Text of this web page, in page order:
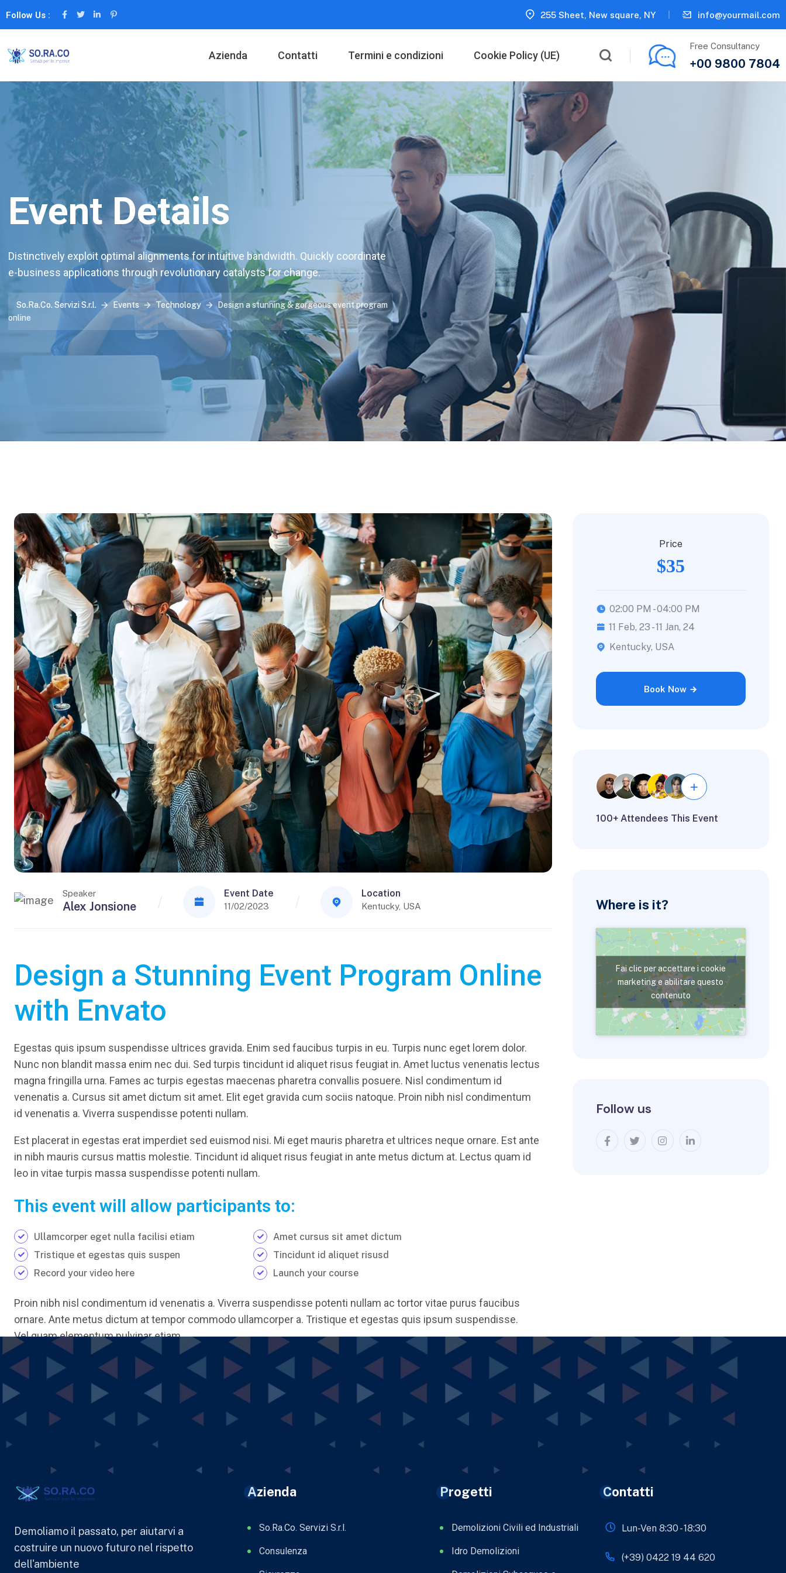
Follow Us : 255 Sheet, New square, NY info@yourmail.com
Azienda Contatti Termini e condizioni Cookie Policy (UE)
Free Consultancy
+00 9800 7804
Event Details
Distinctively exploit optimal alignments for intuitive bandwidth. Quickly coordinate
e-business applications through revolutionary catalysts for change.
So.Ra.Co. Servizi S.r.l. Events Technology
Design a stunning & gorgeous event program
online
Speaker
Alex Jonsione
Event Date
11/02/2023
Location
Kentucky, USA
Design a Stunning Event Program Online
with Envato
Egestas quis ipsum suspendisse ultrices gravida. Enim sed faucibus turpis in eu. Turpis nunc eget lorem dolor.
Nunc non blandit massa enim nec dui. Sed turpis tincidunt id aliquet risus feugiat in. Amet luctus venenatis lectus
magna fringilla urna. Fames ac turpis egestas maecenas pharetra convallis posuere. Nisl condimentum id
venenatis a. Cursus sit amet dictum sit amet. Elit eget gravida cum sociis natoque. Proin nibh nisl condimentum
id venenatis a. Viverra suspendisse potenti nullam.
Est placerat in egestas erat imperdiet sed euismod nisi. Mi eget mauris pharetra et ultrices neque ornare. Est ante
in nibh mauris cursus mattis molestie. Tincidunt id aliquet risus feugiat in ante metus dictum at. Lectus quam id
leo in vitae turpis massa suspendisse potenti nullam.
This event will allow participants to:
Ullamcorper eget nulla facilisi etiam
Tristique et egestas quis suspen
Record your video here
Amet cursus sit amet dictum
Tincidunt id aliquet risusd
Launch your course
Proin nibh nisl condimentum id venenatis a. Viverra suspendisse potenti nullam ac tortor vitae purus faucibus
ornare. Ante metus dictum at tempor commodo ullamcorper a. Tristique et egestas quis ipsum suspendisse.
Vel quam elementum pulvinar etiam.
Price
$35
02:00 PM - 04:00 PM
11 Feb, 23 - 11 Jan, 24
Kentucky, USA
Book Now
100+ Attendees This Event
Where is it?
Fai clic per accettare i cookie
marketing e abilitare questo
contenuto
Follow us
Demoliamo il passato, per aiutarvi a
costruire un nuovo futuro nel rispetto
dell'ambiente
Azienda
So.Ra.Co. Servizi S.r.l.
Consulenza
Progetti
Demolizioni Civili ed Industriali
Idro Demolizioni
Contatti
Lun-Ven 8:30 - 18:30
(+39) 0422 19 44 620